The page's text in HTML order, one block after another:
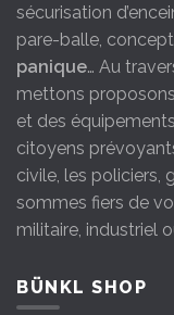
sécurisation
pare-balle,
panique… Au
mettons
et des
citoyens
civile, les policiers,
sommes fiers de
militaire, industriel
BÜNKL SHOP